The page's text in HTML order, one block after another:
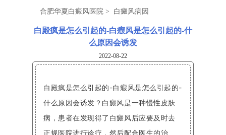
合肥华夏白癜风医院 > 白癜风病因
白殿疯是怎么引起的-白瘕风是怎么引起的-什
么原因会诱发
2022-08-22
白殿疯是怎么引起的-白瘕风是怎么引起的-
什么原因会诱发？白癜风是一种慢性皮肤
病，患者在发现得了白癜风后应要及时去
正规医院进行诊疗，然后配合医生的治